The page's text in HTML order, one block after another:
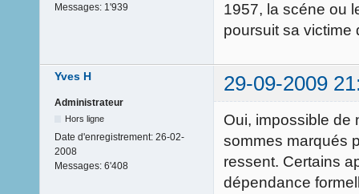
Messages: 1'939
1957, la scéne ou
poursuit sa victime
Yves H 29-09-2009
Administrateur
Hors ligne
Date d'enregistrement: 26-02-
2008
Messages: 6'408
Oui, impossible de
sommes marqués
ressent. Certains
dépendance